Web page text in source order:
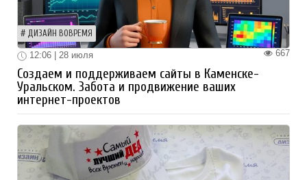
ДИЗАЙН ВОВРЕМЯ
667
12:06 | 28 июля
Создаем и поддерживаем сайты в Каменске-
Уральском. Забота и продвижение ваших
интернет-проектов